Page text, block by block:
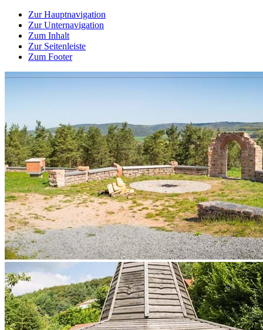
Zur Hauptnavigation
Zur Unternavigation
Zum Inhalt
Zur Seitenleiste
Zum Footer